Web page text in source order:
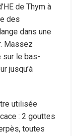
de Thym à
des
dans une
Massez
sur le bas-
jusqu’à
utilisée
: 2 gouttes
toutes